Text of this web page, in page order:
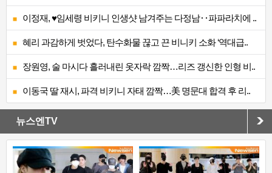
이정재, ♥임세령 비키니 인생샷 남겨주는 다정남‥파파라치에 ..
혜리 과감하게 벗었다, 탄수화물 끊고 끈 비니키 소화 ‘역대급..
장원영, 술 마시다 흘러내린 옷자락 깜짝…리즈 갱신한 인형 비..
이동국 딸 재시, 파격 비키니 자태 깜짝…美 명문대 합격 후 리..
뉴스엔TV